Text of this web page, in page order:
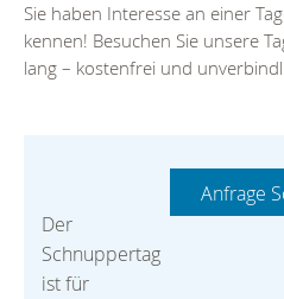
Sie haben Interesse an einer
kennen! Besuchen Sie unsere
lang – kostenfrei und
Der
Schnuppertag
ist für